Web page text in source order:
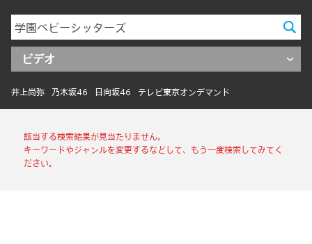
ビデオ
井上尚弥 乃木坂46 日向坂46 テレビ東京オンデマンド
該当する検索結果が見当たりません。
キーワードやジャンルを変更するなどして、もう一度検索してみてく
ださい。